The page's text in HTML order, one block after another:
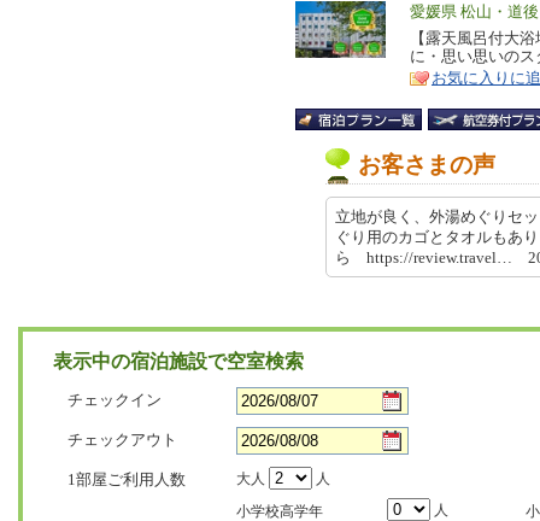
エ
リ
ア
愛媛県 松山・道後
特
徴
【露天風呂付大
に・思い思いのス
お気に入りに
お客さまの声
立地が良く、外湯めぐりセ
ぐり用のカゴとタオルもあ
ら https://review.travel…
表示中の宿泊施設で空室検索
チェックイン
チェックアウト
1部屋ご利用人数 大人
人
小学校高学年
人